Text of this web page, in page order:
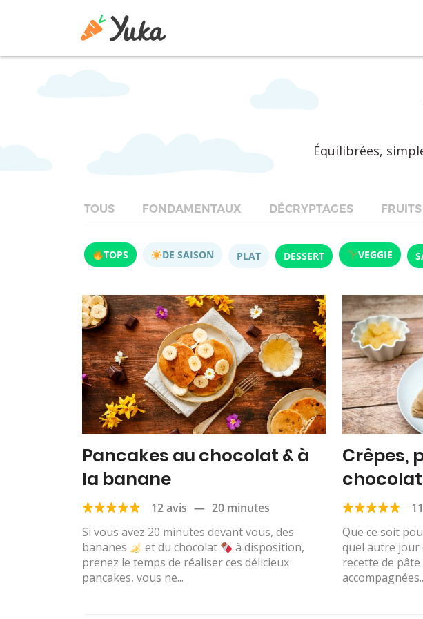
Équilibrées,
TOUS FONDAMENTAUX DÉCRYPTAGES
TOPS DE SAISON PLAT DESSERT VEGGIE
Pancakes au chocolat & à
la banane
12 avis — 20 minutes
Si vous avez 20 minutes devant vous, des
bananes
et du chocolat
à disposition,
prenez le temps de réaliser ces délicieux
pancakes, vous ne...
Crêpes,
chocolat
Que ce soit
quel autre jour
recette de